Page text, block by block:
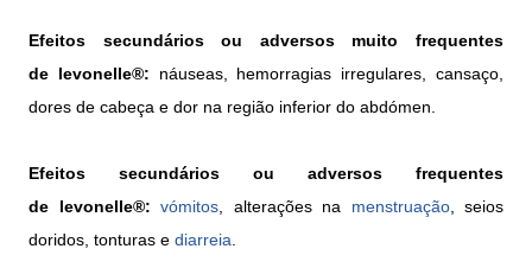
Efeitos secundários ou adversos muito frequentes
de levonelle®: náuseas, hemorragias irregulares, cansaço,
dores de cabeça e dor na região inferior do abdómen.
Efeitos secundários ou adversos frequentes
de levonelle®: vómitos , alterações na menstruação, seios
doridos, tonturas e diarreia